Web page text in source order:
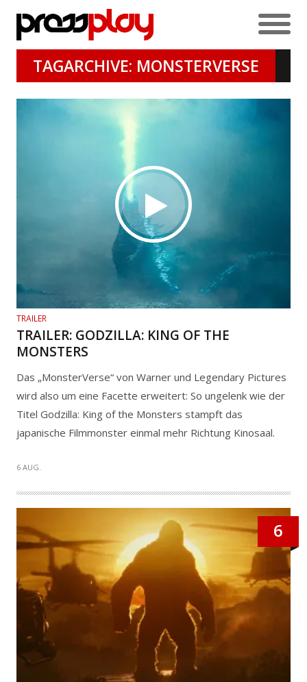
TAGARCHIVE: MONSTERVERSE
TRAILER
TRAILER: GODZILLA: KING OF THE
MONSTERS
Das „MonsterVerse“ von Warner und Legendary Pictures
wird also um eine Facette erweitert: So ungelenk wie der
Titel Godzilla: King of the Monsters stampft das
japanische Filmmonster einmal mehr Richtung Kinosaal.
6 AUG.
6